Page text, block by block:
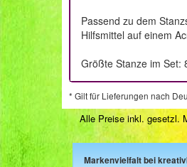
Passend zu dem
Hilfsmittel auf einem
Größte Stanze im Set:
* Gilt für Lieferungen nach
Alle Preise inkl. gesetzl.
Markenvielfalt bei